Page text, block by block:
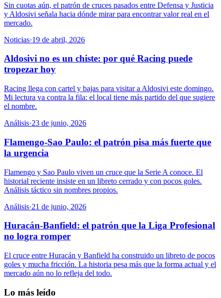
Sin cuotas aún, el patrón de cruces pasados entre Defensa y Justicia
y Aldosivi señala hacia dónde mirar para encontrar valor real en el
mercado.
Noticias·19 de abril, 2026
Aldosivi no es un chiste: por qué Racing puede
tropezar hoy
Racing llega con cartel y bajas para visitar a Aldosivi este domingo.
Mi lectura va contra la fila: el local tiene más partido del que sugiere
el nombre.
Análisis·23 de junio, 2026
Flamengo-Sao Paulo: el patrón pisa más fuerte que
la urgencia
Flamengo y Sao Paulo viven un cruce que la Serie A conoce. El
historial reciente insiste en un libreto cerrado y con pocos goles.
Análisis táctico sin nombres propios.
Análisis·21 de junio, 2026
Huracán-Banfield: el patrón que la Liga Profesional
no logra romper
El cruce entre Huracán y Banfield ha construido un libreto de pocos
goles y mucha fricción. La historia pesa más que la forma actual y el
mercado aún no lo refleja del todo.
Lo más leído